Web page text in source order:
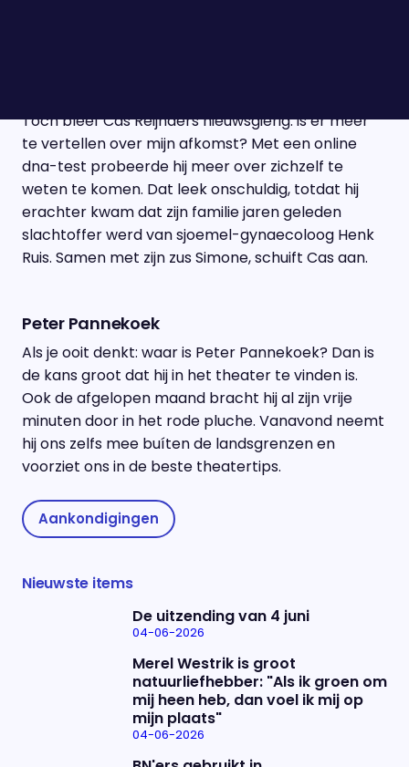
Toch bleef Cas Reijnders nieuwsgierig: is er meer
te vertellen over mijn afkomst? Met een online
dna-test probeerde hij meer over zichzelf te
weten te komen. Dat leek onschuldig, totdat hij
erachter kwam dat zijn familie jaren geleden
slachtoffer werd van sjoemel-gynaecoloog Henk
Ruis. Samen met zijn zus Simone, schuift Cas aan.
Peter Pannekoek
Als je ooit denkt: waar is Peter Pannekoek? Dan is
de kans groot dat hij in het theater te vinden is.
Ook de afgelopen maand bracht hij al zijn vrije
minuten door in het rode pluche. Vanavond neemt
hij ons zelfs mee buíten de landsgrenzen en
voorziet ons in de beste theatertips.
Aankondigingen
Nieuwste items
De uitzending van 4 juni
04-06-2026
Merel Westrik is groot
natuurliefhebber: "Als ik groen om
mij heen heb, dan voel ik mij op
mijn plaats"
04-06-2026